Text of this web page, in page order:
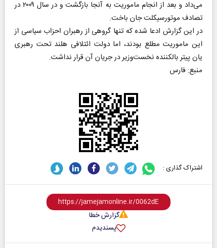
می‌داد و بعد از انجام ماموریت به آنجا بازگشت و در سال ۲۰۰۹ در
تصادف موتورسیکلت جان باخت.
در این گزارش ادعا شده که تنها گروهی از رهبران احزاب سیاسی از
این ماموریت مطلع بودند، اما دولت ائتلافی هلند تحت رهبری
یان پیتر بالکننده نخست‌وزیر در جریان آن قرار نداشت.
منبع: فارس
اشتراک گذاری :
گزارش خطا
پسندیدم